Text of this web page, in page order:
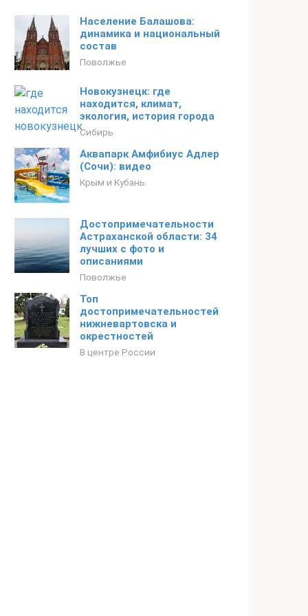
Население Балашова:
динамика и национальный
состав
Поволжье
Новокузнецк: где
находится, климат,
экология, история города
Сибирь
Аквапарк Амфибиус Адлер
(Сочи): видео
Крым и Кубань
Достопримечательности
Астраханской области: 34
лучших с фото и
описаниями
Поволжье
Топ
достопримечательностей
нижневартовска и
окрестностей
В центре России